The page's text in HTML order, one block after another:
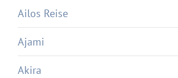
Ailos Reise
Ajami
Akira